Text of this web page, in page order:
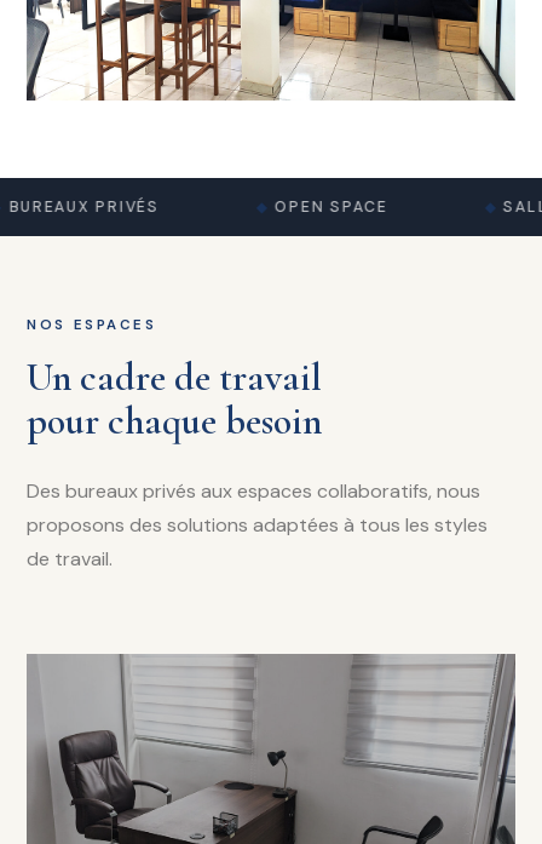
PRIVÉS OPEN SPACE
NOS ESPACES
Un cadre de travail
pour chaque besoin
Des bureaux privés aux espaces collaboratifs, nous
proposons des solutions adaptées à tous les styles
de travail.